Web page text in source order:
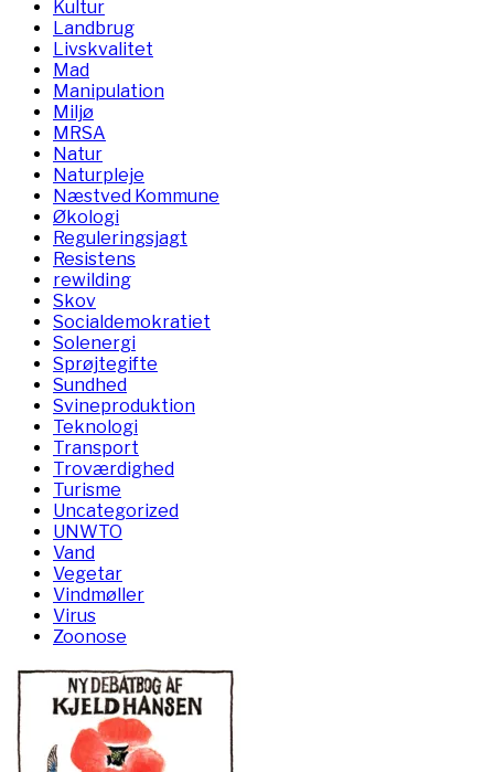
Kultur
Landbrug
Livskvalitet
Mad
Manipulation
Miljø
MRSA
Natur
Naturpleje
Næstved Kommune
Økologi
Reguleringsjagt
Resistens
rewilding
Skov
Socialdemokratiet
Solenergi
Sprøjtegifte
Sundhed
Svineproduktion
Teknologi
Transport
Troværdighed
Turisme
Uncategorized
UNWTO
Vand
Vegetar
Vindmøller
Virus
Zoonose